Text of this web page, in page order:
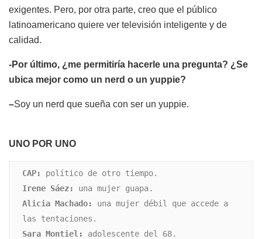
exigentes. Pero, por otra parte, creo que el público
latinoamericano quiere ver televisión inteligente y de
calidad.
-Por último, ¿me permitiría hacerle una pregunta? ¿Se
ubica mejor como un nerd o un yuppie?
–Soy un nerd que sueña con ser un yuppie.
UNO POR UNO
CAP:
Irene Sáez:
Alicia Machado: una mujer débil que accede a
Sara Montiel: